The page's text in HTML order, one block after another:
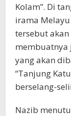
Kolam”. Di
irama
tersebut
membuatnya
yang akan
“Tanjung
berselang-
Nazib